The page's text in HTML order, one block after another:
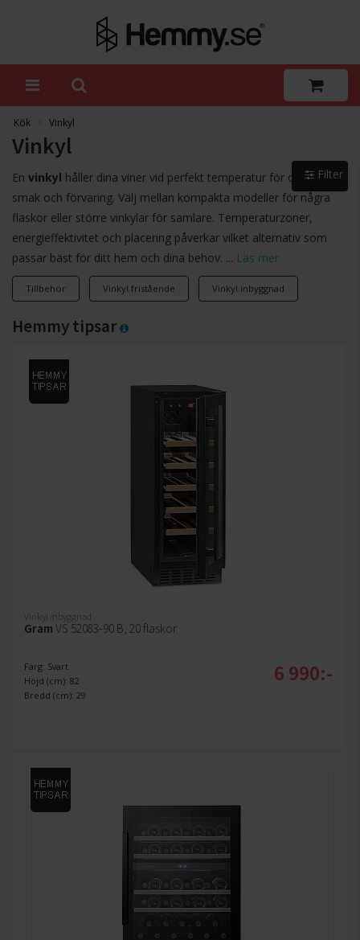
Kök Vinkyl
Vinkyl
En vinkyl håller dina viner vid perfekt temperatur för optimal
smak och förvaring. Välj mellan kompakta modeller för några
flaskor eller större vinkylar för samlare. Temperaturzoner,
energieffektivitet och placering påverkar vilket alternativ som
passar bäst för ditt hem och dina behov. ... Läs mer
Tillbehör Vinkyl fristående Vinkyl inbyggnad
Hemmy tipsar
Vinkyl inbyggnad
Gram VS 52083-90 B, 20 flaskor
Färg: Svart
Höjd (cm): 82
Bredd (cm): 29
6 990:-
Filter